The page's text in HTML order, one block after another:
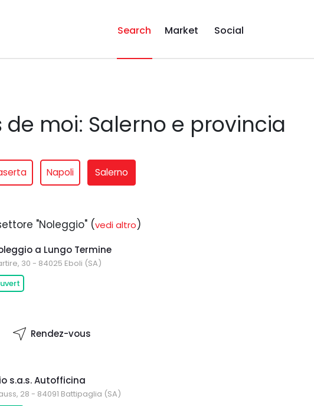
Search Market Social
de moi: Salerno e provincia
Napoli Salerno
"Noleggio" (vedi altro)
a Lungo Termine
30 - 84025 Eboli (SA)
Rendez-vous
s.a.s. Autofficina
28 - 84091 Battipaglia (SA)